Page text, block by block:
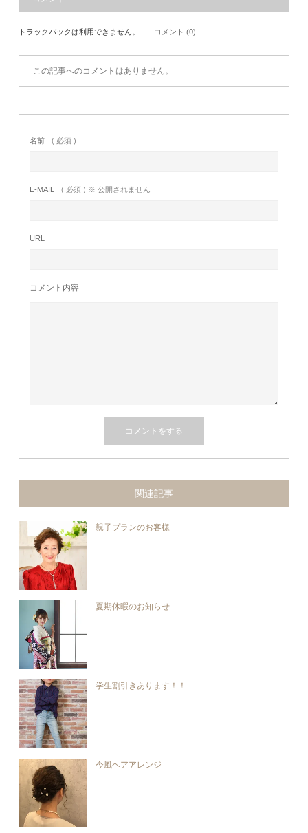
トラックバックは利用できません。 コメント (0)
この記事へのコメントはありません。
名前 ( 必須 )
E-MAIL ( 必須 ) ※ 公開されません
URL
コメント内容
関連記事
親子プランのお客様
夏期休暇のお知らせ
学生割引きあります！！
今風ヘアアレンジ